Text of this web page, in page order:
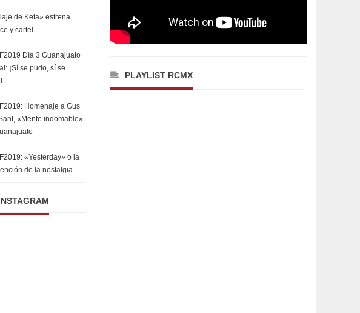
de Keta» estrena
y cartel
Día 3 Guanajuato
¡Sí se pudo, sí se
Homenaje a Gus
«Mente indomable»
«Yesterday» o la
de la nostalgia
PLAYLIST RCMX